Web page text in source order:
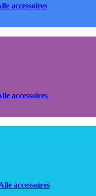
accessoires
accessoires
accessoires